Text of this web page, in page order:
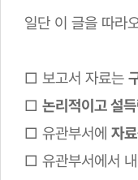
일단 이 글을 따라
□ 보고서 자료는
□ 논리적이고 설
□ 유관부서에 자
□ 유관부서에서